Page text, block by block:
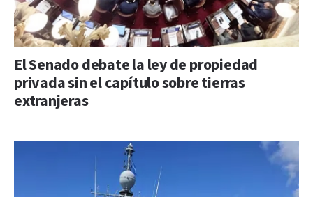
El Senado debate la ley de propiedad
privada sin el capítulo sobre tierras
extranjeras